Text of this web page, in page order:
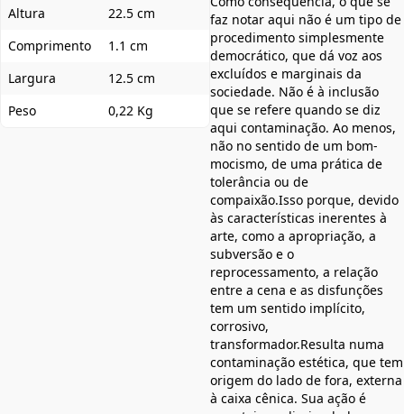
Altura
22.5 cm
Comprimento
1.1 cm
Largura
12.5 cm
Peso
0,22 Kg
faz notar aqui não é um tipo de
procedimento simplesmente
democrático, que dá voz aos
excluídos e marginais da
sociedade. Não é à inclusão
que se refere quando se diz
aqui contaminação. Ao menos,
não no sentido de um bom-
mocismo, de uma prática de
tolerância ou de
compaixão.Isso porque, devido
às características inerentes à
arte, como a apropriação, a
subversão e o
reprocessamento, a relação
entre a cena e as disfunções
tem um sentido implícito,
corrosivo,
transformador.Resulta numa
contaminação estética, que tem
origem do lado de fora, externa
à caixa cênica. Sua ação é